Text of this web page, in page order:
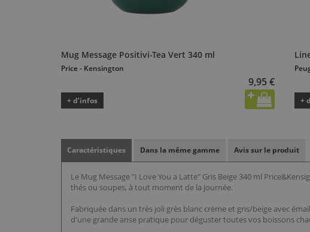
Mug Message Positivi-Tea Vert 340 ml
Price - Kensington
9,95 €
+ d’infos +
Caractéristiques Dans la même gamme Avis sur le produit
Le Mug Message "I Love You a Latte" Gris Beige 340 ml
thés ou soupes, à tout moment de la journée.
Fabriquée dans un très joli grès blanc crème et gris/beige avec
d'une grande anse pratique pour déguster toutes vos boissons